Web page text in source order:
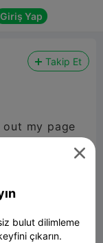
Giriş Yap
Takip Et
my page
out these

bulut dilimleme
çıkarın.